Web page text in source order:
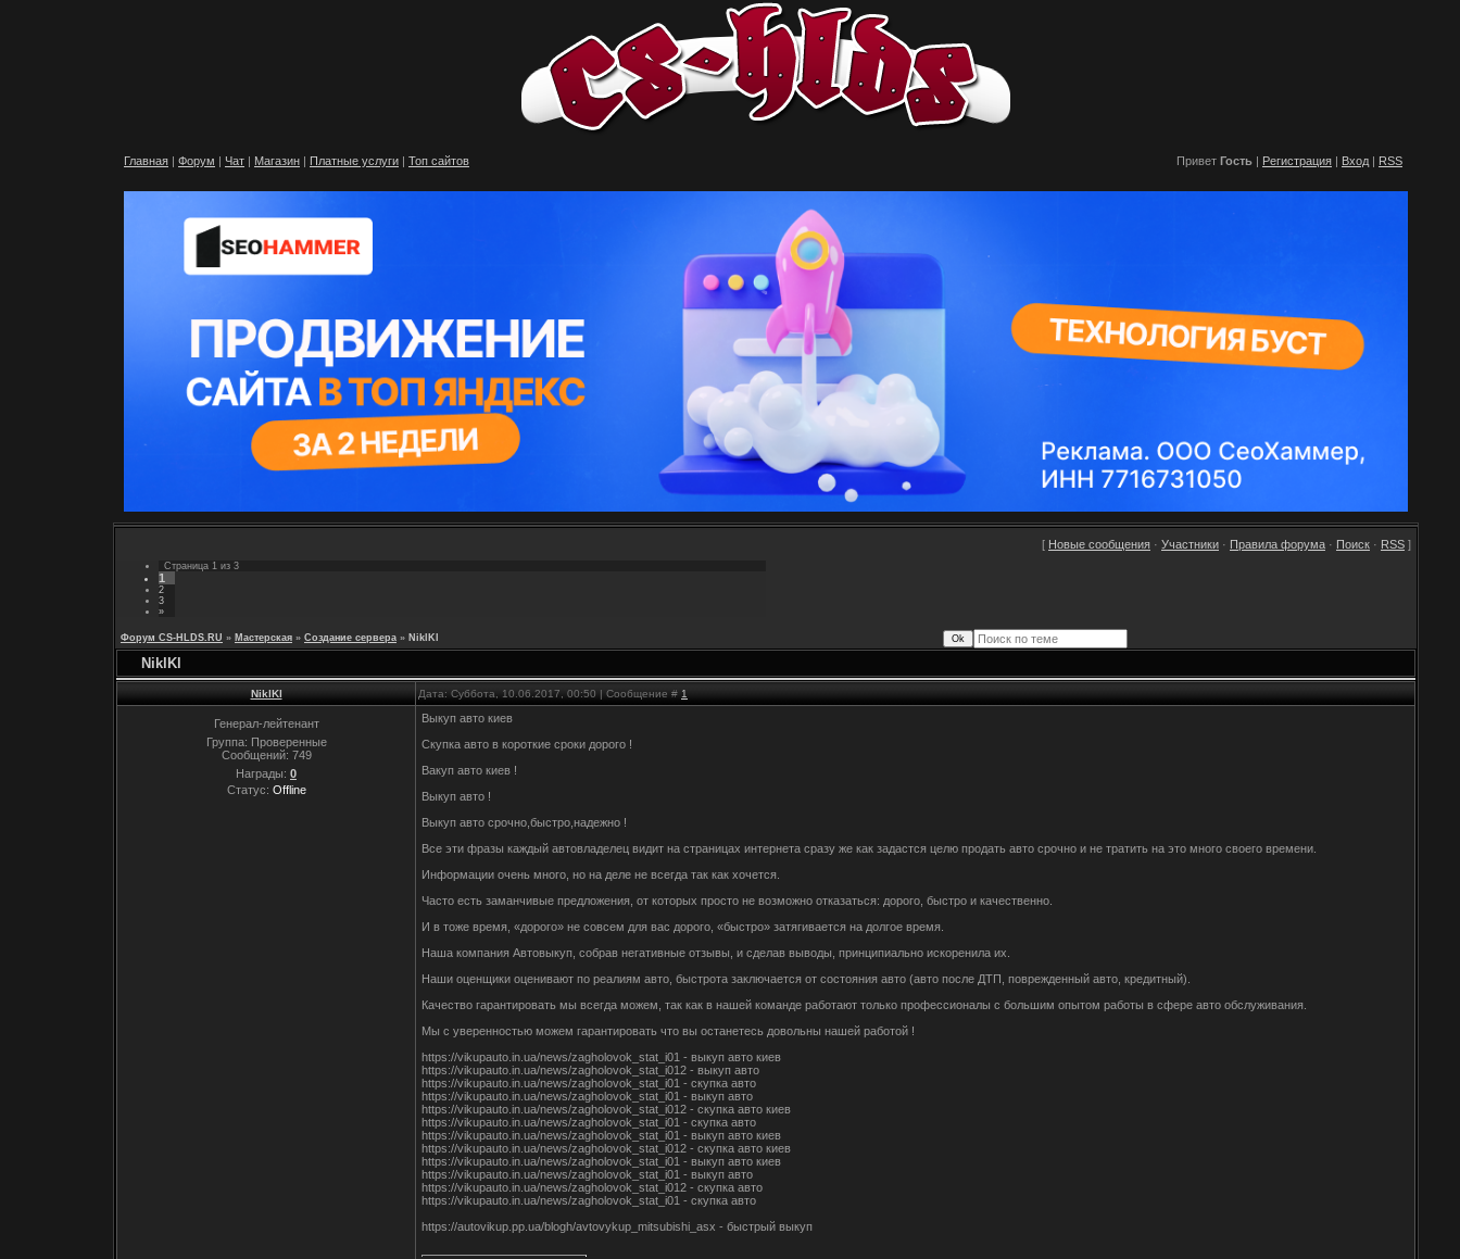
Главная | Форум | Чат | Магазин | Платные услуги | Топ сайтов Привет Гость | Регистрация | Вход | RSS
[ Новые сообщения · Участники · Правила форума · Поиск · RSS ]
Страница 1 из 3
1
2
3
»
Форум CS-HLDS.RU » Мастерская » Создание сервера » NiklKl
NiklKl
NiklKl Дата: Суббота, 10.06.2017, 00:50 | Сообщение # 1
Генерал-лейтенант
Группа: Проверенные
Сообщений: 749
Награды: 0
Статус: Offline
Выкуп авто киев
Скупка авто в короткие сроки дорого !
Вакуп авто киев !
Выкуп авто !
Выкуп авто срочно,быстро,надежно !
Все эти фразы каждый автовладелец видит на страницах интернета сразу же как задастся целю продать авто срочно и не тратить на это много своего времени.
Информации очень много, но на деле не всегда так как хочется.
Часто есть заманчивые предложения, от которых просто не возможно отказаться: дорого, быстро и качественно.
И в тоже время, «дорого» не совсем для вас дорого, «быстро» затягивается на долгое время.
Наша компания Автовыкуп, собрав негативные отзывы, и сделав выводы, принципиально искоренила их.
Наши оценщики оценивают по реалиям авто, быстрота заключается от состояния авто (авто после ДТП, поврежденный авто, кредитный).
Качество гарантировать мы всегда можем, так как в нашей команде работают только профессионалы с большим опытом работы в сфере авто обслуживания.
Мы с уверенностью можем гарантировать что вы останетесь довольны нашей работой !
https://vikupauto.in.ua/news/zagholovok_stat_i01 - выкуп авто киев
https://vikupauto.in.ua/news/zagholovok_stat_i012 - выкуп авто
https://vikupauto.in.ua/news/zagholovok_stat_i01 - скупка авто
https://vikupauto.in.ua/news/zagholovok_stat_i01 - выкуп авто
https://vikupauto.in.ua/news/zagholovok_stat_i012 - скупка авто киев
https://vikupauto.in.ua/news/zagholovok_stat_i01 - скупка авто
https://vikupauto.in.ua/news/zagholovok_stat_i01 - выкуп авто киев
https://vikupauto.in.ua/news/zagholovok_stat_i012 - скупка авто киев
https://vikupauto.in.ua/news/zagholovok_stat_i01 - выкуп авто киев
https://vikupauto.in.ua/news/zagholovok_stat_i01 - выкуп авто
https://vikupauto.in.ua/news/zagholovok_stat_i012 - скупка авто
https://vikupauto.in.ua/news/zagholovok_stat_i01 - скупка авто
https://autovikup.pp.ua/blogh/avtovykup_mitsubishi_asx - быстрый выкуп